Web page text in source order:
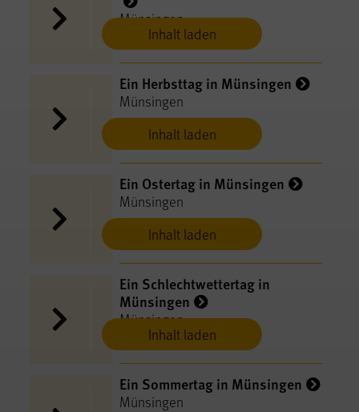
Inhalt laden
Münsingen
Inhalt laden
Ein Herbsttag in Münsingen
Münsingen
Inhalt laden
Ein Ostertag in Münsingen
Münsingen
Inhalt laden
Ein Schlechtwettertag in
Münsingen
Münsingen
Ein Sommertag in Münsingen
Münsingen